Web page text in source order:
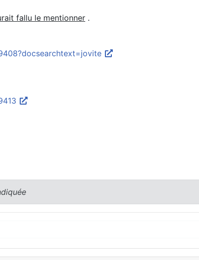
fallu le mentionner .